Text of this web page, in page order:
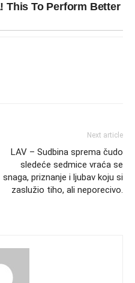
Next article
LAV – Sudbina sprema čudo
sledeće sedmice vraća se
snaga, priznanje i ljubav koju si
zaslužio tiho, ali neporecivo.